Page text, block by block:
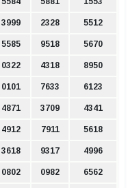
3999 2328 5512
5585 9518 5670
0322 4318 8950
0101 7633 6123
4871 3709 4341
4912 7911 5618
3618 9317 4996
0802 0982 6562